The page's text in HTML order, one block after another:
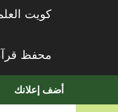
كويت
محفظ
أضف إعلانك